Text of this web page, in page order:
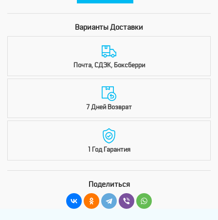
Варианты Доставки
Почта, СДЭК, Боксберри
7 Дней Возврат
1 Год Гарантия
Поделиться